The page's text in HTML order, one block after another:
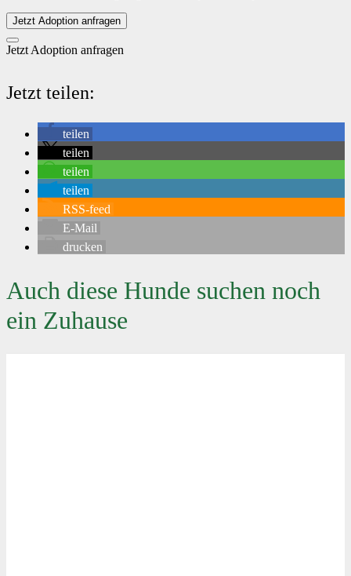
Jetzt Adoption anfragen
Jetzt Adoption anfragen
Jetzt teilen:
teilen
teilen
teilen
teilen
RSS-feed
E-Mail
drucken
Auch diese Hunde suchen noch
ein Zuhause